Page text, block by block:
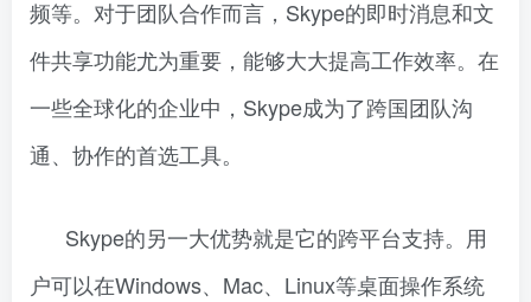
频等。对于团队合作而言，Skype的即时消息和文
件共享功能尤为重要，能够大大提高工作效率。在
一些全球化的企业中，Skype成为了跨国团队沟
通、协作的首选工具。
Skype的另一大优势就是它的跨平台支持。用
户可以在Windows、Mac、Linux等桌面操作系统